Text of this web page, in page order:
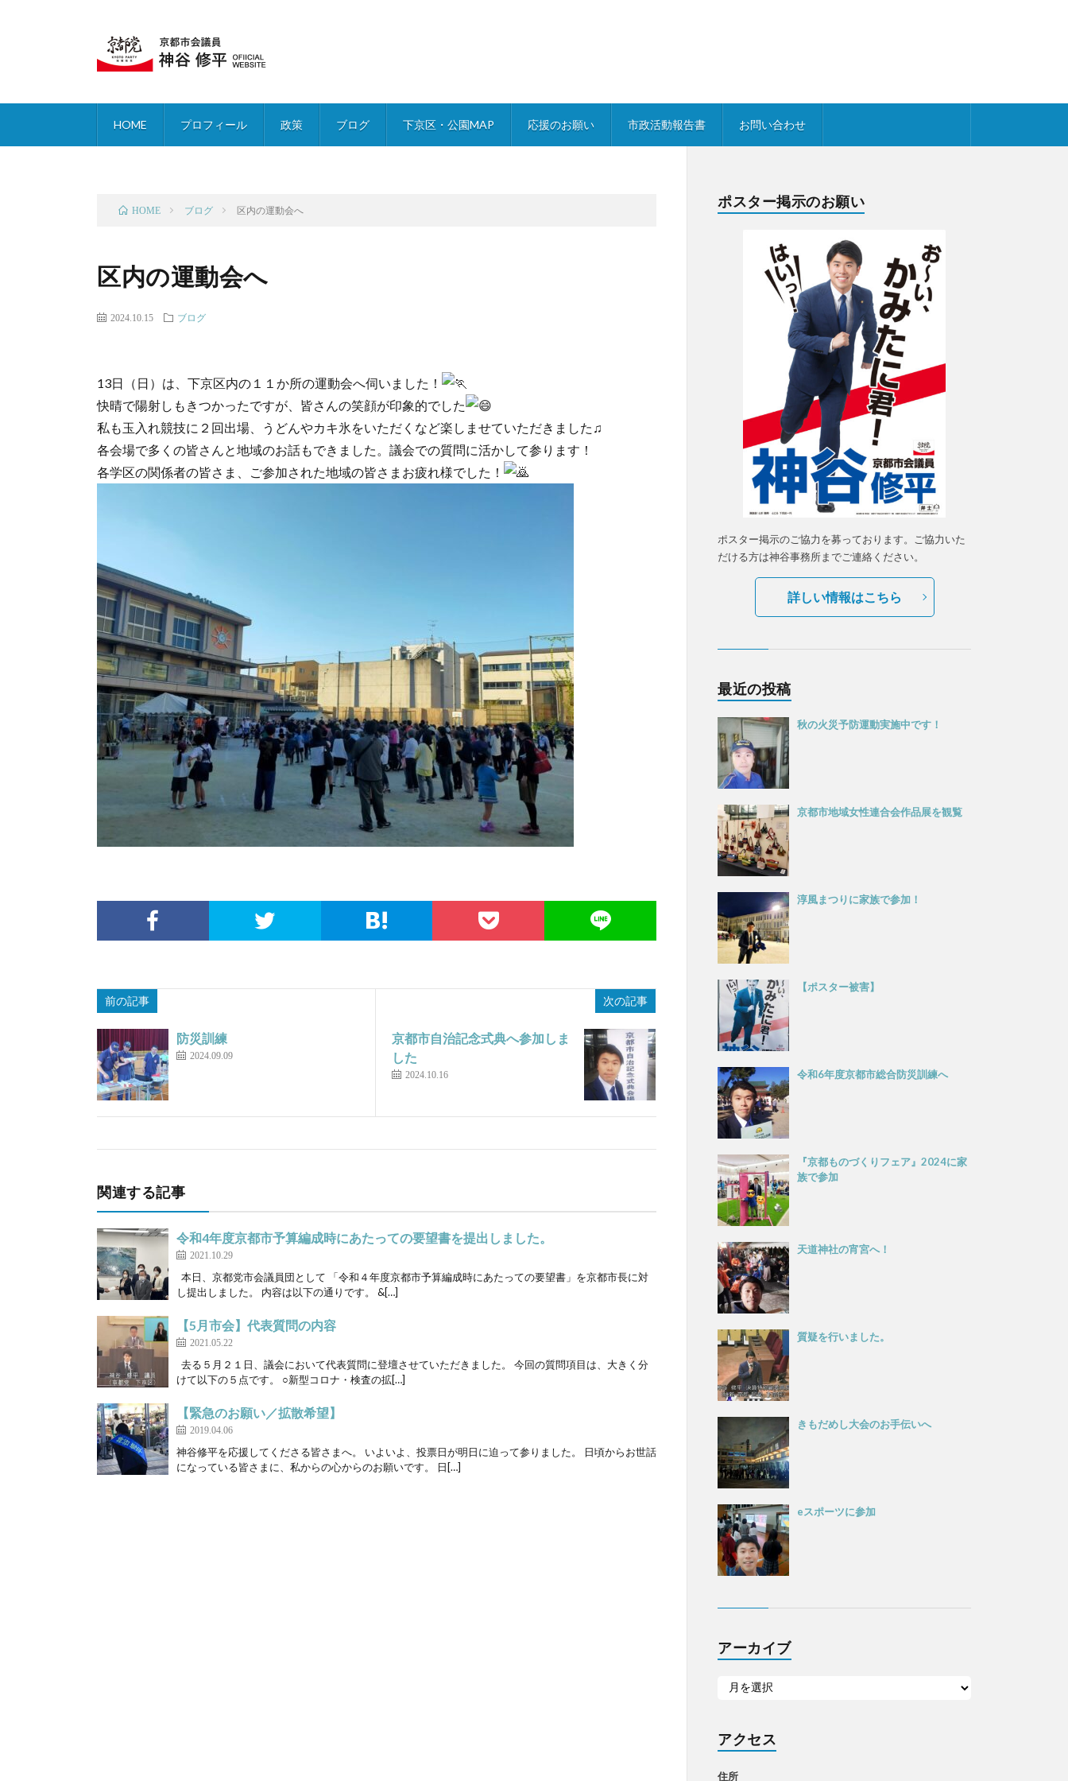
HOME プロフィール 政策 ブログ 下京区・公園MAP 応援のお願い 市政活動報告書 お問い合わせ
HOME ブログ 区内の運動会へ
区内の運動会へ
2024.10.15 ブログ
13日（日）は、下京区内の１１か所の運動会へ伺いました！
快晴で陽射しもきつかったですが、皆さんの笑顔が印象的でした
私も玉入れ競技に２回出場、うどんやカキ氷をいただくなど楽しませていただきました♫
各会場で多くの皆さんと地域のお話もできました。議会での質問に活かして参ります！
各学区の関係者の皆さま、ご参加された地域の皆さまお疲れ様でした！
前の記事
防災訓練
2024.09.09
次の記事
京都市自治記念式典へ参加しま
した
2024.10.16
関連する記事
令和4年度京都市予算編成時にあたっての要望書を提出しました。
2021.10.29
本日、京都党市会議員団として 「令和４年度京都市予算編成時にあたっての要望書」を京都市長に対
し提出しました。 内容は以下の通りです。 &[…]
【5月市会】代表質問の内容
2021.05.22
去る５月２１日、議会において代表質問に登壇させていただきました。 今回の質問項目は、大きく分
けて以下の５点です。 ○新型コロナ・検査の拡[…]
【緊急のお願い／拡散希望】
2019.04.06
神谷修平を応援してくださる皆さまへ。 いよいよ、投票日が明日に迫って参りました。 日頃からお世話
になっている皆さまに、私からの心からのお願いです。 日[…]
ポスター掲示のお願い
ポスター掲示のご協力を募っております。ご協力いた
だける方は神谷事務所までご連絡ください。
詳しい情報はこちら
最近の投稿
秋の火災予防運動実施中です！
京都市地域女性連合会作品展を観覧
淳風まつりに家族で参加！
【ポスター被害】
令和6年度京都市総合防災訓練へ
『京都ものづくりフェア』2024に家
族で参加
天道神社の宵宮へ！
質疑を行いました。
きもだめし大会のお手伝いへ
eスポーツに参加
アーカイブ
アクセス
住所